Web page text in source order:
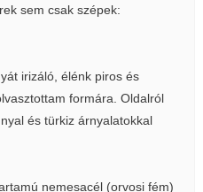
sem csak szépek:
irizáló, élénk piros és
formára. Oldalról
és türkiz árnyalatokkal
nemesacél (orvosi fém)